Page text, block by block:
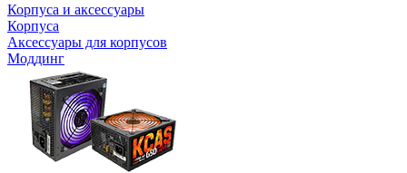
Корпуса и аксессуары
Корпуса
Аксессуары для корпусов
Моддинг